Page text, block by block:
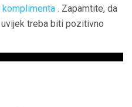
komplimenta . Zapamtite, da
uvijek treba biti pozitivno